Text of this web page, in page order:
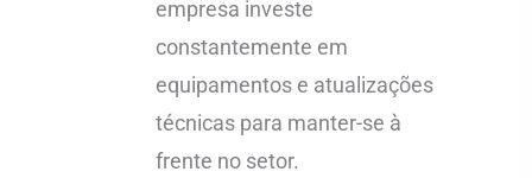
empresa investe
constantemente em
equipamentos e atualizações
técnicas para manter-se à
frente no setor.